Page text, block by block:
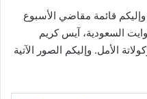
وإليكم قائمة مقاضي الأسبوع
السعودية، آيس كريم
الأمل. وإليكم الصور الآتية